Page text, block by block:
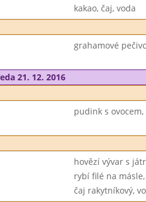
kakao, čaj, voda
grahamové
21. 12. 2016
pudink s ovocem,
hovězí vývar s
rybí filé na
čaj rakytníkový,